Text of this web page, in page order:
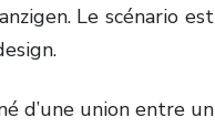
Le scénario est
d’une union entre un